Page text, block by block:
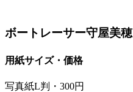
ボートレーサー守屋美
用紙サイズ・価格
写真紙L判・300円